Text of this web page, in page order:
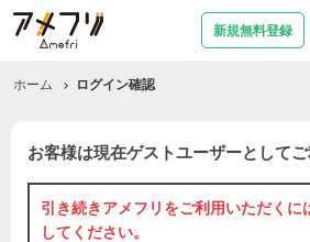
新規無料登録
ホーム ログイン確認
お客様は現在ゲストユーザーとしてご
引き続きアメフリをご利用いただくに
してください。